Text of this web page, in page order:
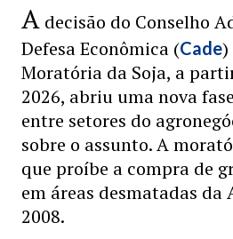
A decisão do Conselho
Defesa Econômica (Cade)
Moratória da Soja, a
2026, abriu uma nova
entre setores do
sobre o assunto. A
que proíbe a compra de
em áreas desmatadas da
2008.